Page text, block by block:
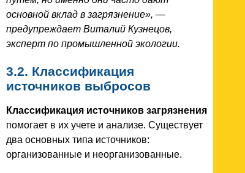
основной вклад в загрязнение», —
предупреждает Виталий Кузнецов,
эксперт по промышленной экологии.
3.2. Классификация
источников выбросов
Классификация источников загрязнения
помогает в их учете и анализе. Существует
два основных типа источников:
организованные и неорганизованные.